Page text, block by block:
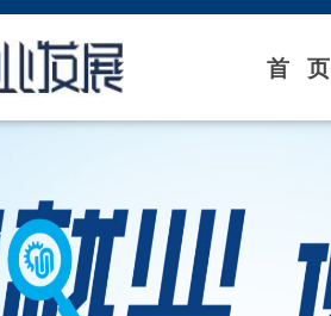
首 页